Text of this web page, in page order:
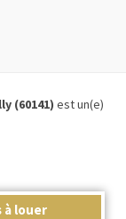
(60141) est un(e)
à louer